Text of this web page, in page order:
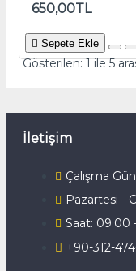
650,00TL
Sepete Ekle
Gösterilen: 1 ile 5
İletişim
Çalışma
Pazartesi -
Saat: 09.00
+90-312-